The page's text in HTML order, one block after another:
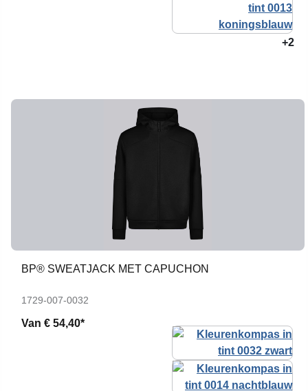
+2
BP® SWEATJACK MET CAPUCHON
1729-007-0032
Van € 54,40*